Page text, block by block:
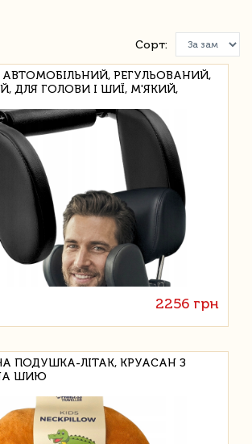
Сорт:
РЕГУЛЬОВАНИЙ,
ДЛЯ ГОЛОВИ І ШИЇ, М'ЯКИЙ,
2256 грн
ПОДУШКА-ЛІТАК, КРУАСАН З
ШИЮ